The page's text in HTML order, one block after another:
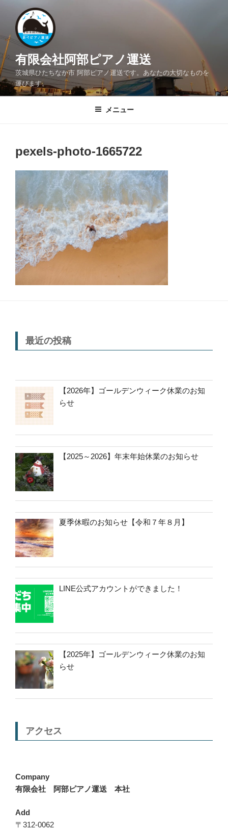
ン
ツ
へ
ス
キ
有限会社阿部ピアノ運送
茨城県ひたちなか市 阿部ピアノ運送です。あなたの大切なものを
運びます。
メニュー
pexels-photo-1665722
最近の投稿
【2026年】ゴールデンウィーク休業のお知
らせ
【2025～2026】年末年始休業のお知らせ
夏季休暇のお知らせ【令和７年８月】
LINE公式アカウントができました！
【2025年】ゴールデンウィーク休業のお知
らせ
アクセス
Company
有限会社 阿部ピアノ運送 本社
Add
〒312-0062